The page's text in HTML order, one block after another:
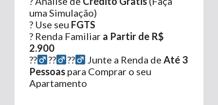
uma Simulação)
? Use seu FGTS
? Renda Familiar a Partir de R$
2.900
??‍
??‍ ??‍ Junte a Renda deAté 3
Pessoas para Comprar o seu
Apartamento